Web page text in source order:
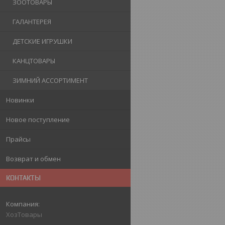
ЗООТОВАРЫ
ГАЛАНТЕРЕЯ
ДЕТСКИЕ ИГРУШКИ
КАНЦТОВАРЫ
ЗИМНИЙ АССОРТИМЕНТ
Новинки
Новое поступление
Прайсы
Возврат и обмен
КОНТАКТЫ
ХозТовары